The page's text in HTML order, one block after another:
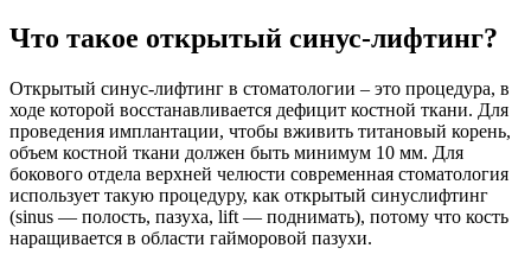
Что такое открытый синус-лифтинг?
Открытый синус-лифтинг в стоматологии – это процедура, в
ходе которой восстанавливается дефицит костной ткани. Для
проведения имплантации, чтобы вживить титановый корень,
объем костной ткани должен быть минимум 10 мм. Для
бокового отдела верхней челюсти современная стоматология
использует такую процедуру, как открытый синуслифтинг
(sinus — полость, пазуха, lift — поднимать), потому что кость
наращивается в области гайморовой пазухи.